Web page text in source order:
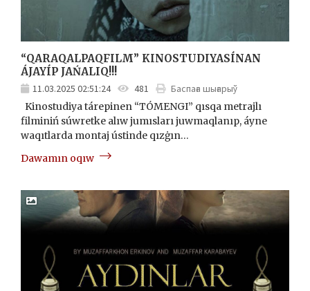
“QARAQALPAQFILM” KINOSTUDIYASÍNAN
ÁJAYÍP JAŃALIQ!!!
11.03.2025 02:51:24 481
Баспаға шығарыў
Kinostudiya tárepinen “TÓMENGI” qısqa metrajlı
filminiń súwretke alıw jumısları juwmaqlanıp, áyne
waqıtlarda montaj ústinde qızġın…
Dawamın oqıw